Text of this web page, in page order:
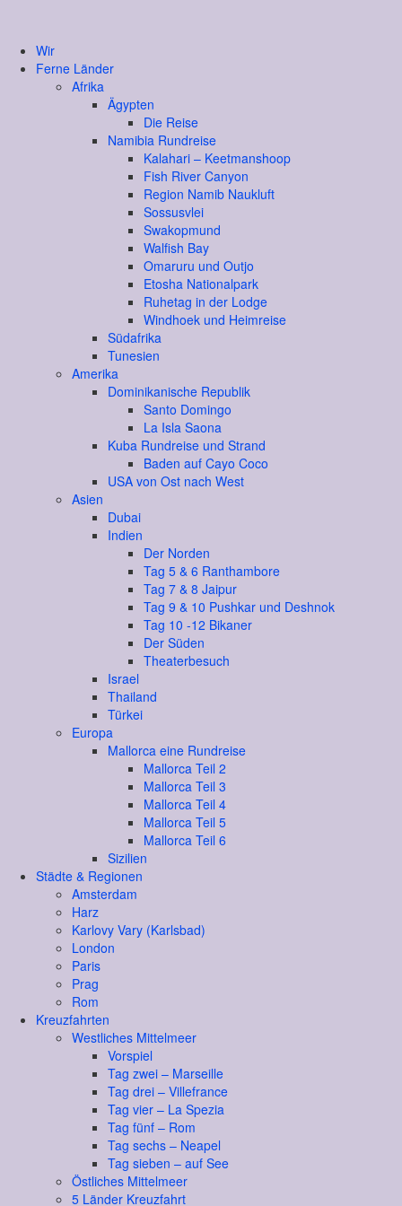
Wir
Ferne Länder
Afrika
Ägypten
Die Reise
Namibia Rundreise
Kalahari – Keetmanshoop
Fish River Canyon
Region Namib Naukluft
Sossusvlei
Swakopmund
Walfish Bay
Omaruru und Outjo
Etosha Nationalpark
Ruhetag in der Lodge
Windhoek und Heimreise
Südafrika
Tunesien
Amerika
Dominikanische Republik
Santo Domingo
La Isla Saona
Kuba Rundreise und Strand
Baden auf Cayo Coco
USA von Ost nach West
Asien
Dubai
Indien
Der Norden
Tag 5 & 6 Ranthambore
Tag 7 & 8 Jaipur
Tag 9 & 10 Pushkar und Deshnok
Tag 10 -12 Bikaner
Der Süden
Theaterbesuch
Israel
Thailand
Türkei
Europa
Mallorca eine Rundreise
Mallorca Teil 2
Mallorca Teil 3
Mallorca Teil 4
Mallorca Teil 5
Mallorca Teil 6
Sizilien
Städte & Regionen
Amsterdam
Harz
Karlovy Vary (Karlsbad)
London
Paris
Prag
Rom
Kreuzfahrten
Westliches Mittelmeer
Vorspiel
Tag zwei – Marseille
Tag drei – Villefrance
Tag vier – La Spezia
Tag fünf – Rom
Tag sechs – Neapel
Tag sieben – auf See
Östliches Mittelmeer
5 Länder Kreuzfahrt